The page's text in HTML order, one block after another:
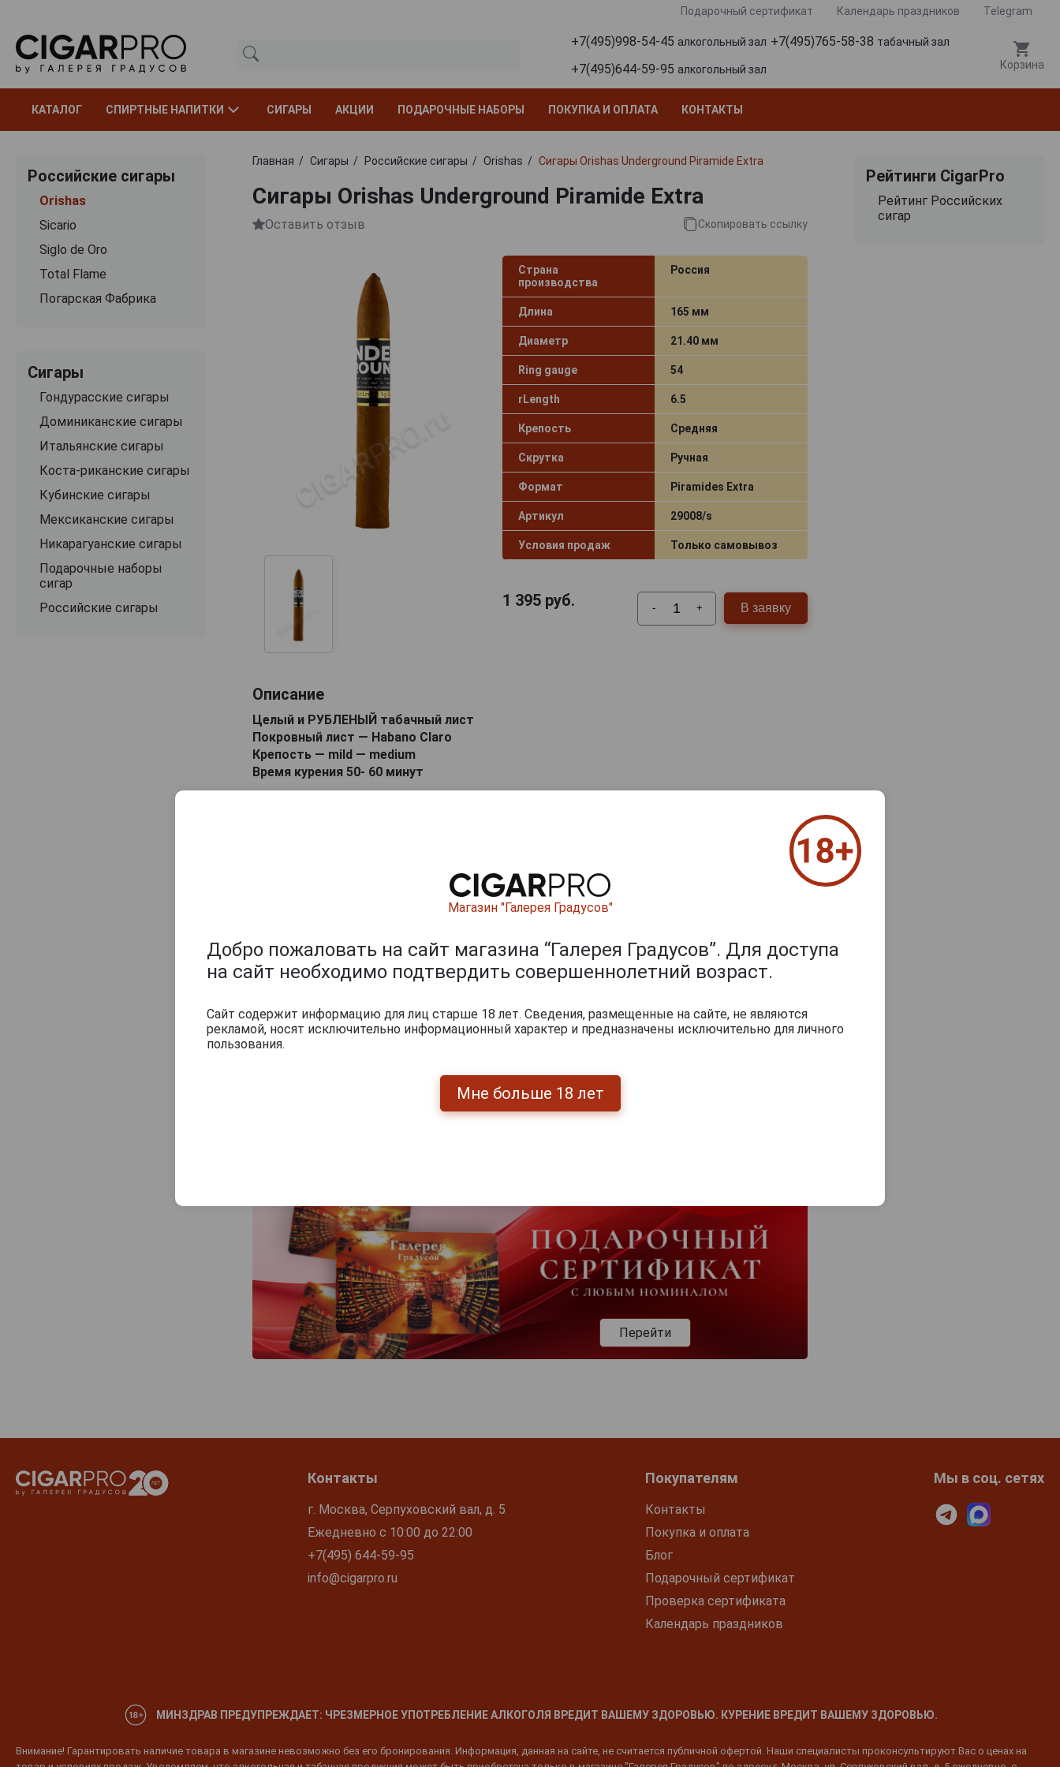
Подарочный сертификат Календарь праздников Telegram
+7(495)998-54-45 алкогольный зал +7(495)765-58-38 табачный зал
+7(495)644-59-95 алкогольный зал Корзина
КАТАЛОГ СПИРТНЫЕ НАПИТКИ СИГАРЫ АКЦИИ ПОДАРОЧНЫЕ НАБОРЫ ПОКУПКА И ОПЛАТА КОНТАКТЫ
Российские сигары
Orishas
Sicario
Siglo de Oro
Total Flame
Погарская Фабрика
Сигары
Гондурасские сигары
Доминиканские сигары
Итальянские сигары
Коста-риканские сигары
Кубинские сигары
Мексиканские сигары
Никарагуанские сигары
Подарочные наборы
сигар
Российские сигары
Главная Сигары Российские сигары Orishas Сигары Orishas Underground Piramide Extra
Сигары Orishas Underground Piramide Extra
Оставить отзыв Скопировать ссылку
Страна
производства
Россия
Длина 165 мм
Диаметр 21.40 мм
Ring gauge 54
rLength 6.5
Крепость Средняя
Скрутка Ручная
Формат Piramides Extra
Артикул 29008/s
Условия продаж Только самовывоз
1 395руб. - + В заявку
Описание
Целый и РУБЛЕНЫЙ табачный лист
Покровный лист — Habano Claro
Крепость — mild — medium
Время курения 50- 60 минут
из 2000 знаков
Перейти
Рейтинги CigarPro
Рейтинг Российских
сигар
Контакты
г. Москва, Серпуховский вал, д. 5
Ежедневно с 10:00 до 22:00
+7(495) 644-59-95
info@cigarpro.ru
Покупателям
Контакты
Покупка и оплата
Блог
Подарочный сертификат
Проверка сертификата
Календарь праздников
Мы в соц. сетях
МИНЗДРАВ ПРЕДУПРЕЖДАЕТ: ЧРЕЗМЕРНОЕ УПОТРЕБЛЕНИЕ АЛКОГОЛЯ ВРЕДИТ ВАШЕМУ ЗДОРОВЬЮ. КУРЕНИЕ ВРЕДИТ ВАШЕМУ ЗДОРОВЬЮ.
Внимание! Гарантировать наличие товара в магазине невозможно без его бронирования. Информация, данная на сайте, не считается публичной офертой. Наши специалисты проконсультируют Вас о ценах на
Магазин "Галерея Градусов"
Добро пожаловать на сайт магазина “Галерея Градусов”. Для доступа
на сайт необходимо подтвердить совершеннолетний возраст.
Сайт содержит информацию для лиц старше 18 лет. Сведения, размещенные на сайте, не являются
рекламой, носят исключительно информационный характер и предназначены исключительно для личного
пользования.
Мне больше 18 лет